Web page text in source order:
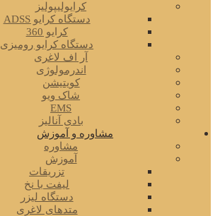
کرایولیپولیز
دستگاه کرایو ADSS
کرایو 360
دستگاه کرایو رومیزی
آر اف لاغری
اندرمولوژی
کویتیشن
شاک ویو
EMS
بادی آنالیز
مشاوره و آموزش
مشاوره
آموزش
تزریقات
لیفت با نخ
دستگاه لیزر
متدهای لاغری